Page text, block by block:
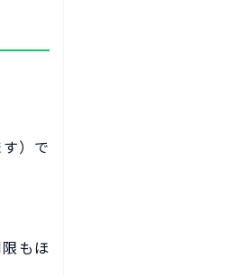
）で
もほ